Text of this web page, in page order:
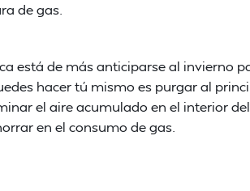
de gas.
está de más anticiparse al invierno
hacer tú mismo es purgar al
el aire acumulado en el interior
en el consumo de gas.